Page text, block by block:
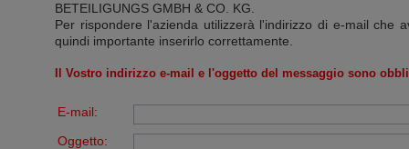
BETEILIGUNGS GMBH & CO. KG
Per rispondere l'azienda utilizzerà l'indirizzo di e-mail che
quindi importante inserirlo correttamente.
Il Vostro indirizzo e-mail e l'oggetto del messaggio sono
E-mail:
Oggetto: